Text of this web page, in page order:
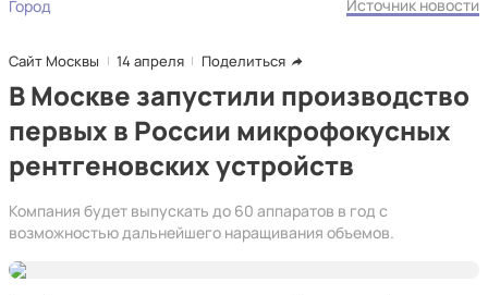
Город Источник новости
Сайт Москвы 14 апреля Поделиться
В Москве запустили производство
первых в России микрофокусных
рентгеновских устройств
Компания будет выпускать до 60 аппаратов в год с
возможностью дальнейшего наращивания объемов.